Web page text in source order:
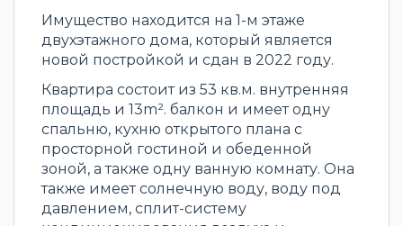
Имущество находится на 1-м этаже
двухэтажного дома, который является
новой постройкой и сдан в 2022 году.
Квартира состоит из 53 кв.м. внутренняя
площадь и 13m². балкон и имеет одну
спальню, кухню открытого плана с
просторной гостиной и обеденной
зоной, а также одну ванную комнату. Она
также имеет солнечную воду, воду под
давлением, сплит-систему